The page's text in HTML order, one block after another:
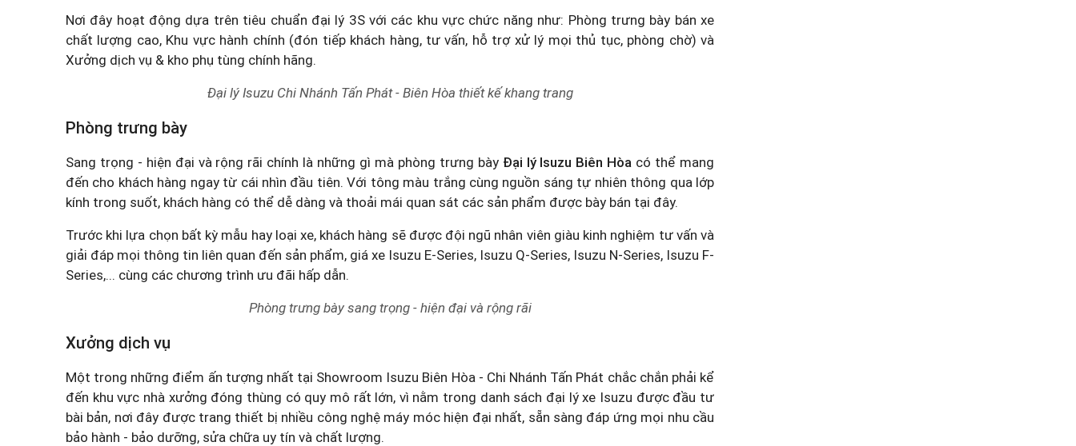
Nơi đây hoạt động dựa trên tiêu chuẩn đại lý 3S với các khu vực chức năng như: Phòng trưng bày bán xe
chất lượng cao, Khu vực hành chính (đón tiếp khách hàng, tư vấn, hỗ trợ xử lý mọi thủ tục, phòng chờ) và
Xưởng dịch vụ & kho phụ tùng chính hãng.
Đại lý Isuzu Chi Nhánh Tấn Phát - Biên Hòa thiết kế khang trang
Phòng trưng bày
Sang trọng - hiện đại và rộng rãi chính là những gì mà phòng trưng bày Đại lý Isuzu Biên Hòa có thể mang
đến cho khách hàng ngay từ cái nhìn đầu tiên. Với tông màu trắng cùng nguồn sáng tự nhiên thông qua lớp
kính trong suốt, khách hàng có thể dễ dàng và thoải mái quan sát các sản phẩm được bày bán tại đây.
Trước khi lựa chọn bất kỳ mẫu hay loại xe, khách hàng sẽ được đội ngũ nhân viên giàu kinh nghiệm tư vấn và
giải đáp mọi thông tin liên quan đến sản phẩm, giá xe Isuzu E-Series, Isuzu Q-Series, Isuzu N-Series, Isuzu F-
Series,... cùng các chương trình ưu đãi hấp dẫn.
Phòng trưng bày sang trọng - hiện đại và rộng rãi
Xưởng dịch vụ
Một trong những điểm ấn tượng nhất tại Showroom Isuzu Biên Hòa - Chi Nhánh Tấn Phát chắc chắn phải kể
đến khu vực nhà xưởng đóng thùng có quy mô rất lớn, vì nằm trong danh sách đại lý xe Isuzu được đầu tư
bài bản, nơi đây được trang thiết bị nhiều công nghệ máy móc hiện đại nhất, sẵn sàng đáp ứng mọi nhu cầu
bảo hành - bảo dưỡng, sửa chữa uy tín và chất lượng.